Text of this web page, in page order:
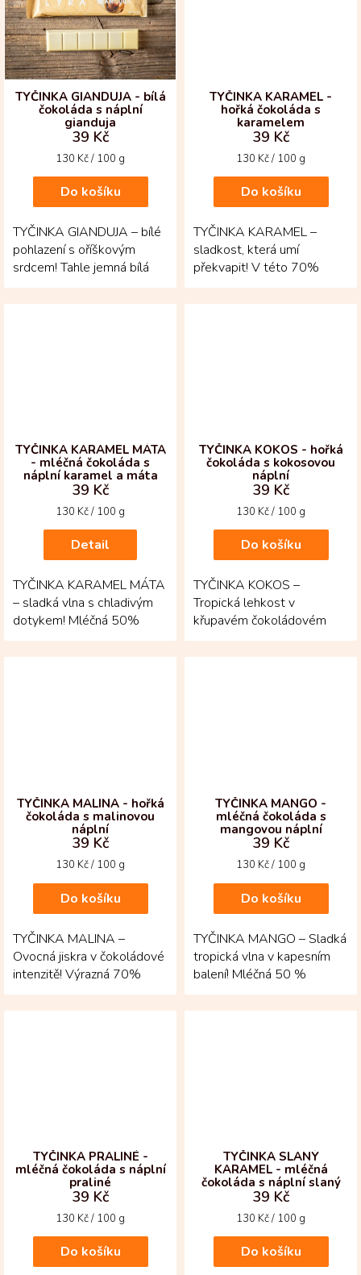
TYČINKA GIANDUJA - bílá
čokoláda s náplní
gianduja
39 Kč
Měrná
130 Kč / 100 g
Do košíku
TYČINKA GIANDUJA – bílé
pohlazení s oříškovým
srdcem! Tahle jemná bílá
čokoláda ukrývá hladkou
gianduju složenou z...
TYČINKA KARAMEL -
hořká čokoláda s
karamelem
39 Kč
Měrná
130 Kč / 100 g
Do košíku
TYČINKA KARAMEL –
sladkost, která umí
překvapit! V této 70%
hořké čokoládě z Kolumbie
se ukrývá jemný karamel,
TYČINKA KARAMEL MÁTA
- mléčná čokoláda s
náplní karamel a máta
39 Kč
Měrná
130 Kč / 100 g
Detail
TYČINKA KARAMEL MÁTA
– sladká vlna s chladivým
dotykem! Mléčná 50%
čokoláda z Kolumbie skrývá
náplň, kde se...
TYČINKA KOKOS - hořká
čokoláda s kokosovou
náplní
39 Kč
Měrná
130 Kč / 100 g
Do košíku
TYČINKA KOKOS –
Tropická lehkost v
křupavém čokoládovém
tónu! Výrazná 70% hořká
čokoláda z kolumbijských
TYČINKA MALINA - hořká
čokoláda s malinovou
náplní
39 Kč
Měrná
130 Kč / 100 g
Do košíku
TYČINKA MALINA –
Ovocná jiskra v čokoládové
intenzitě! Výrazná 70%
hořká čokoláda z Kolumbie
se tu setkává s...
TYČINKA MANGO -
mléčná čokoláda s
mangovou náplní
39 Kč
Měrná
130 Kč / 100 g
Do košíku
TYČINKA MANGO – Sladká
tropická vlna v kapesním
balení! Mléčná 50 %
kolumbijská čokoláda se
zde potkává s exotickou...
TYČINKA PRALINÉ -
mléčná čokoláda s náplní
praliné
39 Kč
Měrná
130 Kč / 100 g
Do košíku
TYČINKA SLANÝ
KARAMEL - mléčná
čokoláda s náplní slaný
karamel
39 Kč
Měrná
130 Kč / 100 g
Do košíku